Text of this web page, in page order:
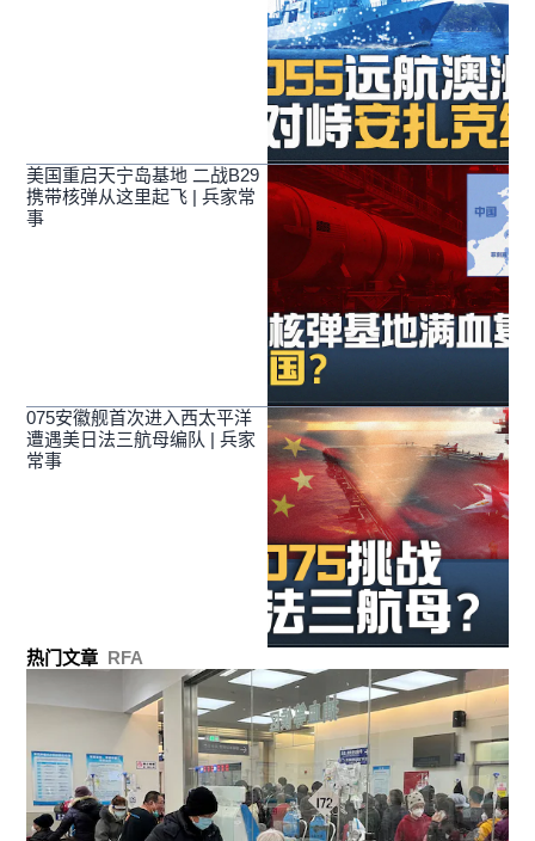
美国重启天宁岛基地 二战B29
携带核弹从这里起飞 | 兵家常
事
075安徽舰首次进入西太平洋
遭遇美日法三航母编队 | 兵家
常事
热门文章 RFA